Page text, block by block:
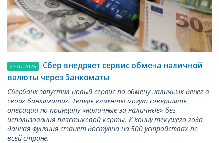
27.07.2026
Сбер внедряет сервис обмена наличной
валюты через банкоматы
Сбербанк запустил новый сервис по обмену наличных денег в
своих банкоматах. Теперь клиенты могут совершать
операции по принципу «наличные за наличные» без
использования пластиковой карты. К концу текущего года
данная функция станет доступна на 500 устройствах по
всей стране.